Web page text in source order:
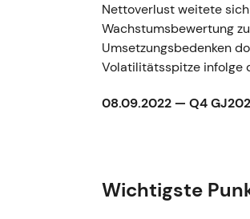
Nettoverlust weitete
Wachstumsbewertung
Umsetzungsbedenken
Volatilitätsspitze infolge
08.09.2022 — Q4
USD (+62 % ggü.
Solide Umsetzung und
Effizienz"; im
Wichtigste